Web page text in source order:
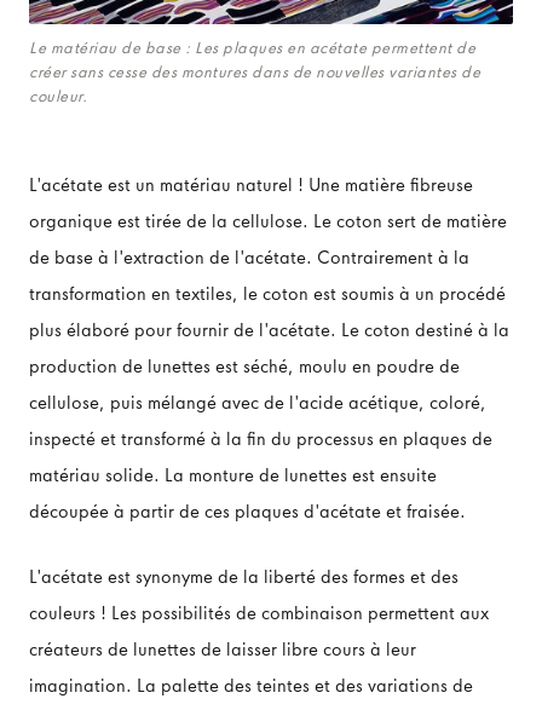
Le matériau de base : Les plaques en acétate permettent de
créer sans cesse des montures dans de nouvelles variantes de
couleur.
L'acétate est un matériau naturel ! Une matière fibreuse
organique est tirée de la cellulose. Le coton sert de matière
de base à l'extraction de l'acétate. Contrairement à la
transformation en textiles, le coton est soumis à un procédé
plus élaboré pour fournir de l'acétate. Le coton destiné à la
production de lunettes est séché, moulu en poudre de
cellulose, puis mélangé avec de l'acide acétique, coloré,
inspecté et transformé à la fin du processus en plaques de
matériau solide. La monture de lunettes est ensuite
découpée à partir de ces plaques d'acétate et fraisée.
L'acétate est synonyme de la liberté des formes et des
couleurs ! Les possibilités de combinaison permettent aux
créateurs de lunettes de laisser libre cours à leur
imagination. La palette des teintes et des variations de